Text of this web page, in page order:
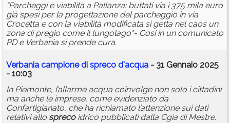
“Parcheggi e viabilità a Pallanza: buttati via i 375 mila euro
già spesi per la progettazione del parcheggio in via
Crocetta e con la viabilità modificata si getta nel caos un
zona di pregio come il lungolago"- Così in un comunicato
PD e Verbania si prende cura.
Verbania campione di spreco d'acqua - 31 Gennaio 2025
- 10:03
In Piemonte, l’allarme acqua coinvolge non solo i cittadini
ma anche le imprese, come evidenziato da
Confartigianato, che ha richiamato l’attenzione sui dati
relativi allo sprecoidrico pubblicati dalla Cgia di Mestre.